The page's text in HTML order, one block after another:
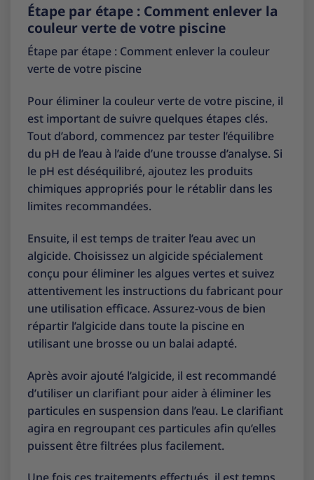
Étape par étape : Comment enlever la
couleur verte de votre piscine
Étape par étape : Comment enlever la couleur
verte de votre piscine
Pour éliminer la couleur verte de votre piscine, il
est important de suivre quelques étapes clés.
Tout d’abord, commencez par tester l’équilibre
du pH de l’eau à l’aide d’une trousse d’analyse. Si
le pH est déséquilibré, ajoutez les produits
chimiques appropriés pour le rétablir dans les
limites recommandées.
Ensuite, il est temps de traiter l’eau avec un
algicide. Choisissez un algicide spécialement
conçu pour éliminer les algues vertes et suivez
attentivement les instructions du fabricant pour
une utilisation efficace. Assurez-vous de bien
répartir l’algicide dans toute la piscine en
utilisant une brosse ou un balai adapté.
Après avoir ajouté l’algicide, il est recommandé
d’utiliser un clarifiant pour aider à éliminer les
particules en suspension dans l’eau. Le clarifiant
agira en regroupant ces particules afin qu’elles
puissent être filtrées plus facilement.